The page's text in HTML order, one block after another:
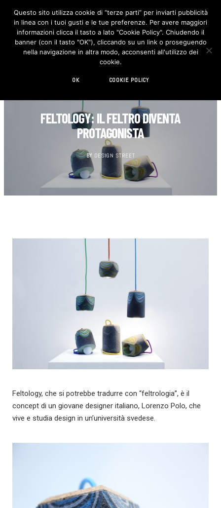
F
c
e
b
o
I
n
s
t
FELTOLOGY: IL FELTRO DIVENTA
PROTAGONISTA
BY DESIGN STREET
Feltology, che si potrebbe tradurre con “feltrologia”, è il
concept di un giovane designer italiano, Lorenzo Polo, che
vive e studia design in un’università svedese.
Questo sito utilizza cookie di “terze parti” per inviarti pubblicità
in linea con i tuoi gusti e le tue preferenze. Per avere maggiori
informazioni clicca il tasto a lato "Cookie Policy". Chiudendo il
banner (con il tasto "OK"), cliccando su un link o proseguendo
nella navigazione in altra modo, acconsenti all'utilizzo dei
cookie.
OK COOKIE POLICY